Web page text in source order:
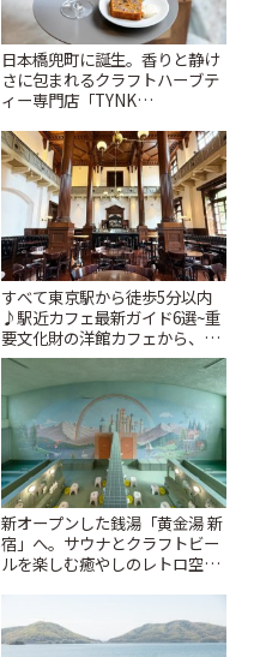
日本橋兜町に誕生。香りと静け
さに包まれるクラフトハーブテ
ィー専門店「TYNK
すべて東京駅から徒歩5分以内
♪駅近カフェ最新ガイド6選~重
要文化財の洋館カフェから、改
札すぐのレトロ喫茶まで~ | こと
新オープンした銭湯「黄金湯 新
宿」へ。サウナとクラフトビー
ルを楽しむ癒やしのレトロ空間